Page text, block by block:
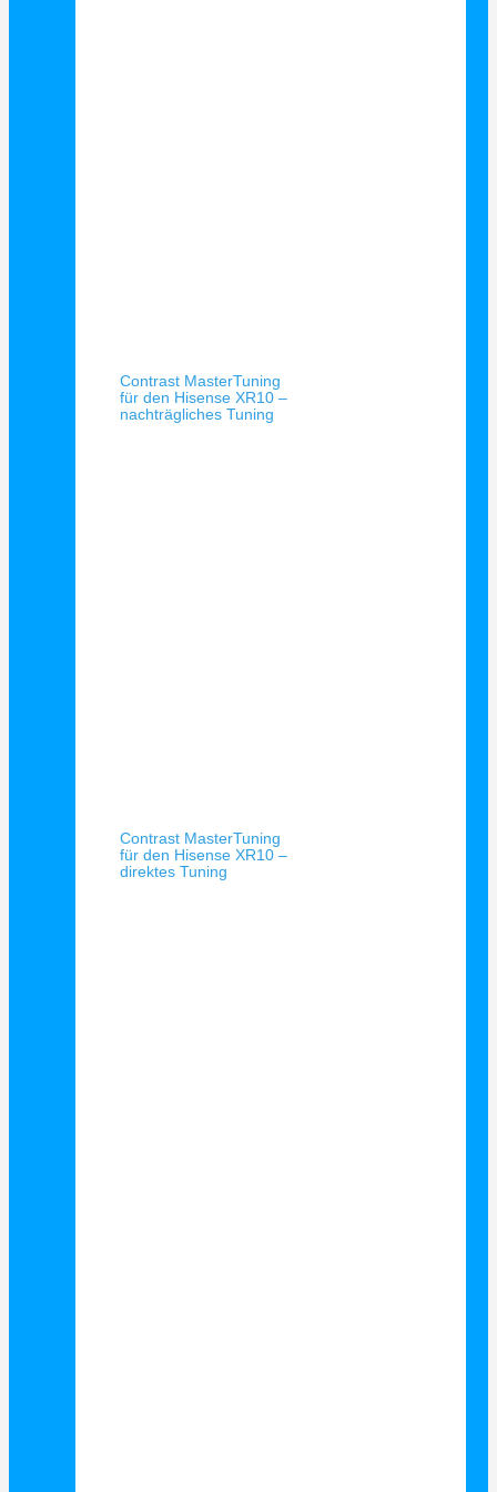
Contrast MasterTuning
für den Hisense XR10 –
nachträgliches Tuning
Contrast MasterTuning
für den Hisense XR10 –
direktes Tuning